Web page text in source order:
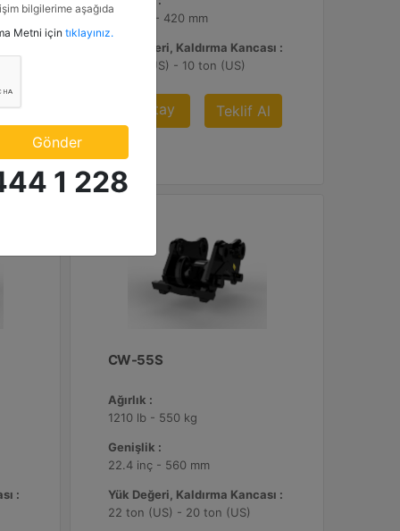
16.8 inç - 420 mm
Yük Değeri, Kaldırma Kancası :
11 ton (US) - 10 ton (US)
Detay Teklif Al
:
CW-55S
Ağırlık :
1210 lb - 550 kg
Genişlik :
22.4 inç - 560 mm
Yük Değeri, Kaldırma Kancası :
22 ton (US) - 20 ton (US)
bilgilerime aşağıda
veriyorum.
Metni için tıklayınız.
Gönder
1 228